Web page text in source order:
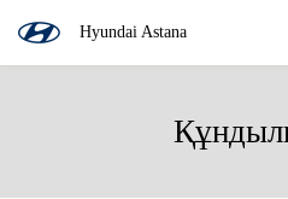
Hyundai Astana